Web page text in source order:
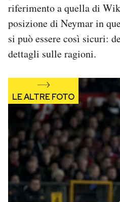
riferimento a quella di
posizione di Neymar in
si può essere così sicuri:
dettagli sulle ragioni.